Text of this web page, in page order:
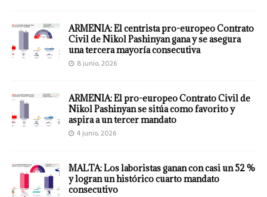
ARMENIA: El centrista pro-europeo Contrato
Civil de Nikol Pashinyan gana y se asegura
una tercera mayoría consecutiva
8 junio, 2026
ARMENIA: El pro-europeo Contrato Civil de
Nikol Pashinyan se sitúa como favorito y
aspira a un tercer mandato
4 junio, 2026
MALTA: Los laboristas ganan con casi un 52 %
y logran un histórico cuarto mandato
consecutivo